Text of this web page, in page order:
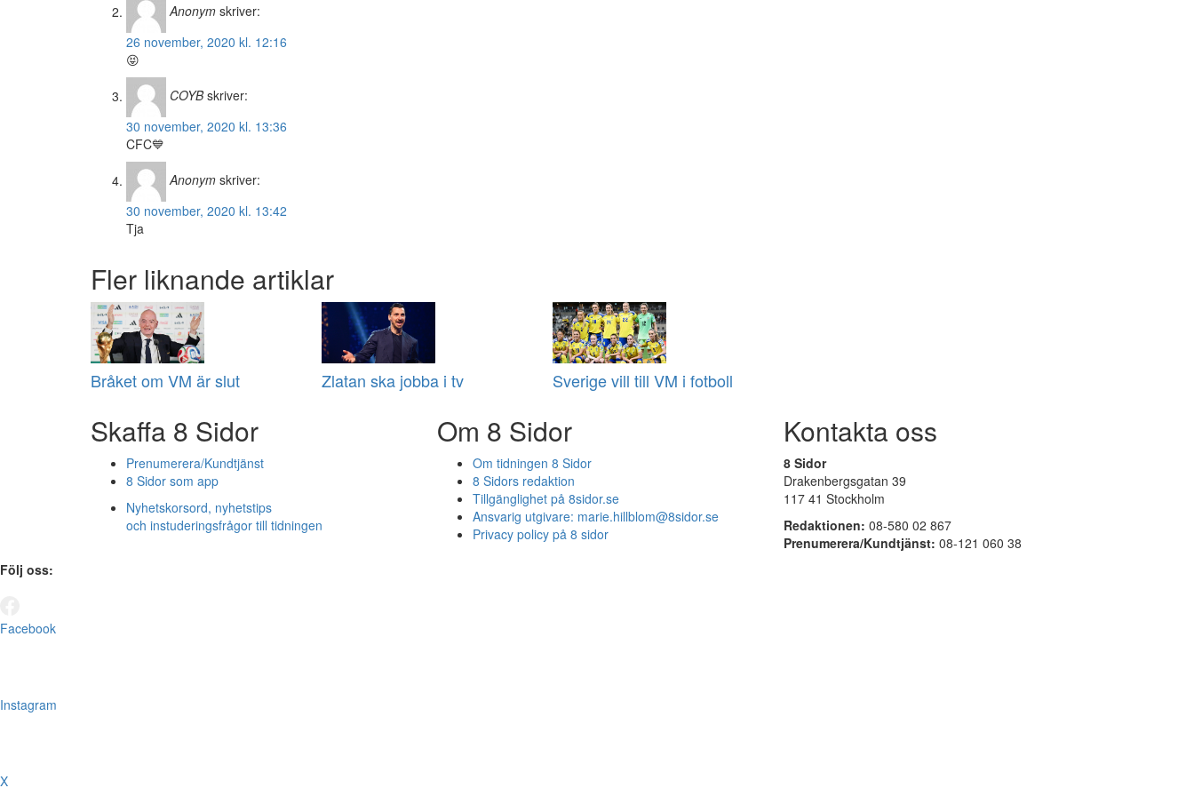
Anonym skriver:
26 november, 2020 kl. 12:16
😝
COYB skriver:
30 november, 2020 kl. 13:36
CFC💙
Anonym skriver:
30 november, 2020 kl. 13:42
Tja
Fler liknande artiklar
Bråket om VM är slut Zlatan ska jobba i tv Sverige vill till VM i fotboll
Skaffa 8 Sidor
Prenumerera/Kundtjänst
8 Sidor som app
Nyhetskorsord, nyhetstips
och instuderingsfrågor till tidningen
Om 8 Sidor
Om tidningen 8 Sidor
8 Sidors redaktion
Tillgänglighet på 8sidor.se
Ansvarig utgivare: marie.hillblom@8sidor.se
Privacy policy på 8 sidor
Kontakta oss
8 Sidor
Drakenbergsgatan 39
117 41 Stockholm
Redaktionen: 08-580 02 867
Prenumerera/Kundtjänst: 08-121 060 38
Följ oss:
Facebook
Instagram
X